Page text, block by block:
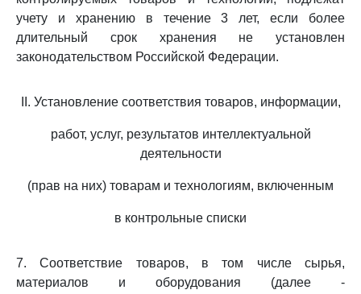
учету и хранению в течение 3 лет, если более
длительный срок хранения не установлен
законодательством Российской Федерации.
II. Установление соответствия товаров, информации,
работ, услуг, результатов интеллектуальной
деятельности
(прав на них) товарам и технологиям, включенным
в контрольные списки
7. Соответствие товаров, в том числе сырья,
материалов и оборудования (далее -